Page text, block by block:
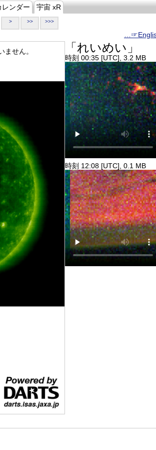
レンダー 宇宙 xR
> >> >>>
ません。 「れいめい」
時刻 00:35 [UTC], 3.2 MB
時刻 12:08 [UTC], 0.1 MB